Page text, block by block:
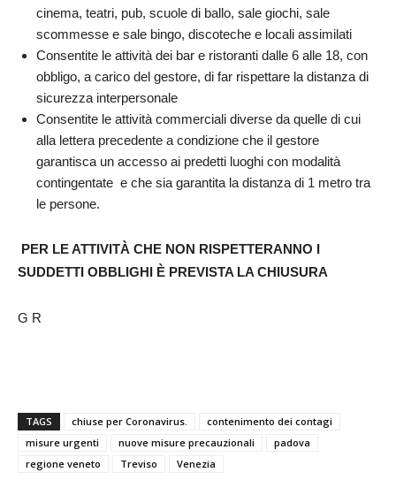
cinema, teatri, pub, scuole di ballo, sale giochi, sale
scommesse e sale bingo, discoteche e locali assimilati
Consentite le attività dei bar e ristoranti dalle 6 alle 18, con
obbligo, a carico del gestore, di far rispettare la distanza di
sicurezza interpersonale
Consentite le attività commerciali diverse da quelle di cui
alla lettera precedente a condizione che il gestore
garantisca un accesso ai predetti luoghi con modalità
contingentate e che sia garantita la distanza di 1 metro tra
le persone.
PER LE ATTIVITÀ CHE NON RISPETTERANNO I
SUDDETTI OBBLIGHI È PREVISTA LA CHIUSURA
G R
TAGS chiuse per Coronavirus.
contenimento dei contagi
misure urgenti
nuove misure precauzionali
padova
regione veneto
Treviso Venezia